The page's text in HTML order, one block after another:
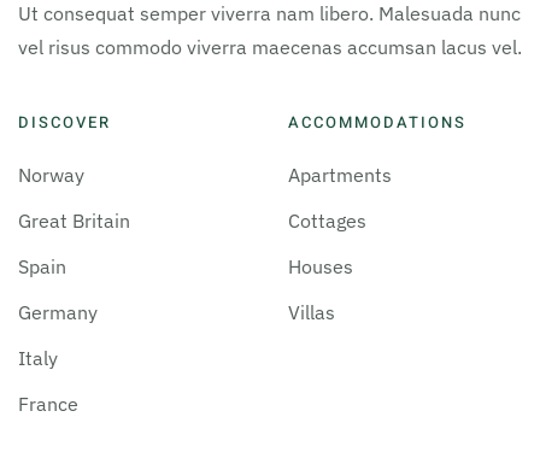
Ut consequat semper viverra nam libero. Malesuada nunc
vel risus commodo viverra maecenas accumsan lacus vel.
DISCOVER
Norway
Great Britain
Spain
Germany
Italy
France
ACCOMMODATIONS
Apartments
Cottages
Houses
Villas